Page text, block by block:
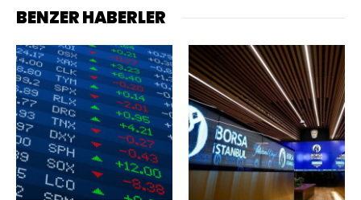
BENZER HABERLER